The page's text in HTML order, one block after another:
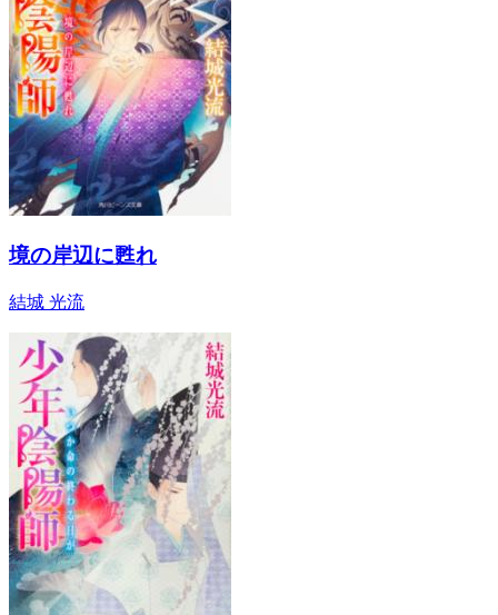
境の岸辺に甦れ
結城 光流